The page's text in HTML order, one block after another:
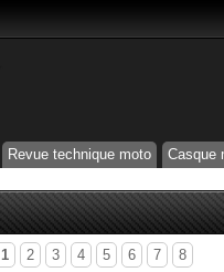
Revue technique moto Casque
1 2 3 4 5 6 7 8